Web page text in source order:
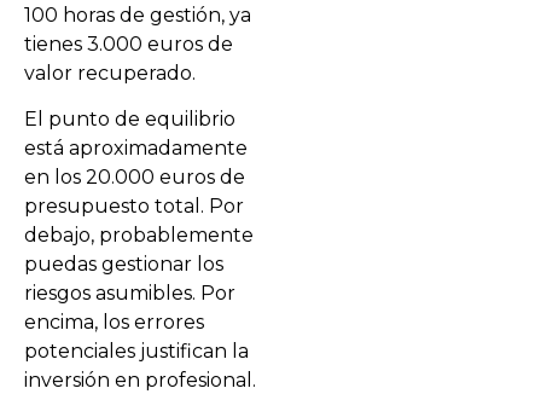
100 horas de gestión, ya
tienes 3.000 euros de
valor recuperado.
El punto de equilibrio
está aproximadamente
en los 20.000 euros de
presupuesto total. Por
debajo, probablemente
puedas gestionar los
riesgos asumibles. Por
encima, los errores
potenciales justifican la
inversión en profesional.